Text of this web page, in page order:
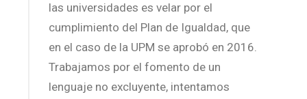
las universidades es velar por el
cumplimiento del Plan de Igualdad, que
en el caso de la UPM se aprobó en 2016.
Trabajamos por el fomento de un
lenguaje no excluyente, intentamos